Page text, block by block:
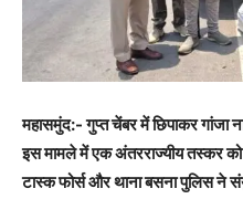
महासमुंद:- गुप्त चेंबर में छिपाकर गांजा
इस मामले में एक अंतरराज्यीय तस्कर को
टास्क फोर्स और थाना बसना पुलिस ने